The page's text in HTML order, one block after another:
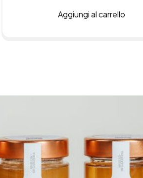
Aggiungi al carrello